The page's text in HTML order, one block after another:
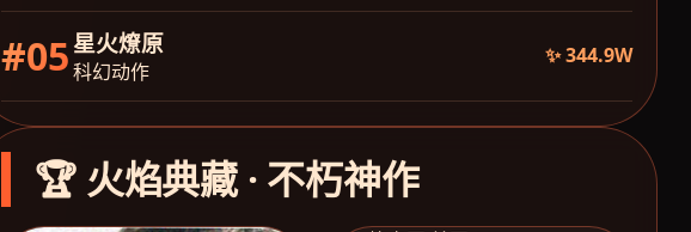
#05 星火燎原
科幻动作
✨ 344.9W
🏆 火焰典藏 · 不朽神作